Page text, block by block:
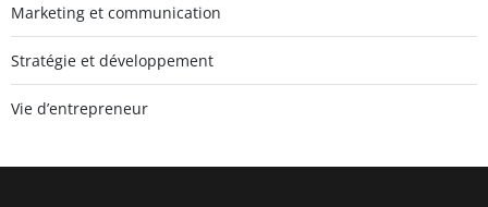
Marketing et communication
Stratégie et développement
Vie d’entrepreneur